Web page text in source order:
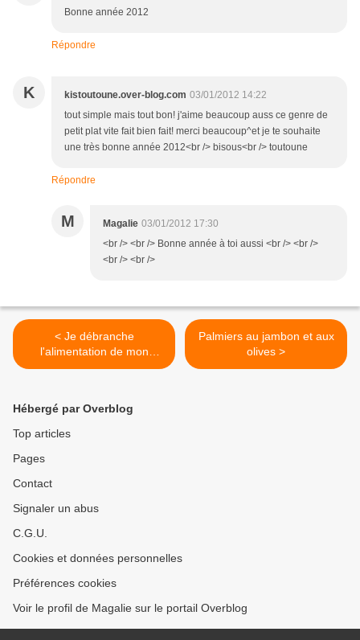
Bonne année 2012
Répondre
K kistoutoune.over-blog.com 03/01/2012 14:22
tout simple mais tout bon! j'aime beaucoup auss ce genre de
petit plat vite fait bien fait! merci beaucoup^et je te souhaite
une très bonne année 2012<br /> bisous<br /> toutoune
Répondre
M Magalie 03/01/2012 17:30
<br /> <br /> Bonne année à toi aussi <br /> <br />
<br /> <br />
< Je débranche
l'alimentation de mon
ordinateur portable quand
Palmiers au jambon et aux
olives >
Hébergé par Overblog
Top articles
Pages
Contact
Signaler un abus
C.G.U.
Cookies et données personnelles
Préférences cookies
Voir le profil de Magalie sur le portail Overblog